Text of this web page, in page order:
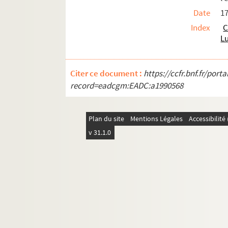
Ms. Piroux 101. Roville-aux-Chênes
Ms. Piroux 102. Rozières (Rosières-aux-
Ms. Piroux 104. Saulxures-sur-Moselotte
Ms. Piroux 105. Senones
Ms. Piroux 107. Saint-Clément
Ms. Piroux 108. Saint-Genest (anc.
Date
Index
Citer ce document : https://ccfr.bnf.fr/
record=eadcgm:EADC:a1990568
Plan du site Mentions Légales
v 31.1.0